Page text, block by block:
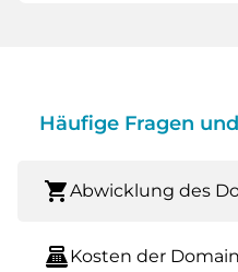
Häufige Fragen
shopping_cartAbwicklung des
point_of_saleKosten der Domain